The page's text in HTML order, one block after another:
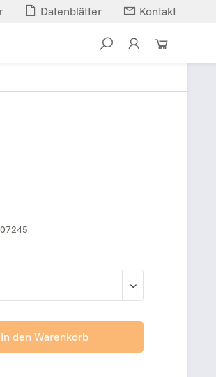
Datenblätter Kontakt
In den Warenkorb